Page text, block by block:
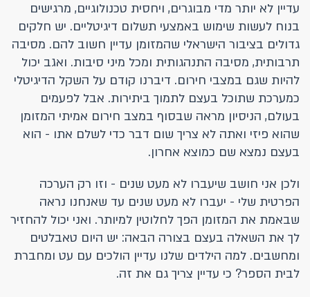
עדיין לא יותר מדי מבוגרים, ויחסית טכנולוגיים, מרגישים
בנוח לעשות שימוש באמצעי תשלום דיגיטליים. יש חלקים
גדולים בציבור הישראלי שהמזומן עדיין חשוב להם. מסיבה
תרבותית, מסיבה התנהגותית ומכל מיני סיבות. ואגב יכול
להיות שגם במצבי חירום. דיברנו קודם על השקל הדיגיטלי
כמערכת שתוכל בעצם לתמוך ביתירות. אבל לפעמים
בעולם, הניסיון מראה שבסוף במצב חירום אמיתי המזומן
שהוא פיזי ואתה לא צריך שום דבר כדי לשלם אתו - הוא
בעצם נמצא שם כמוצא אחרון.
ולכן אני חושב שיעברו לא מעט שנים - וזו רק הערכה
הפרטית שלי - יעברו לא מעט שנים עד שאנחנו נראה
שבאמת את המזומן הפך לחלוטין למיותר. ואני יכול להחזיר
לך את השאלה בעצם בצורה הבאה: יש היום טאבלטים
ומחשבים. למה הילדים שלנו עדיין הולכים עם עט ומחברת
לבית הספר? כי עדיין צריך גם את זה.